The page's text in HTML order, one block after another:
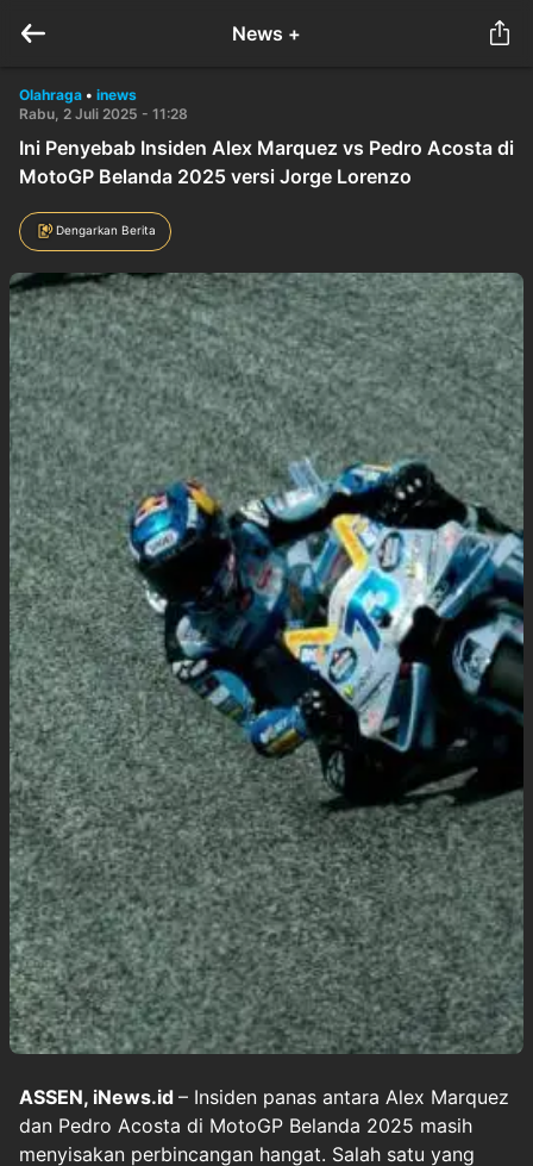
News +
Olahraga • inews
Rabu, 2 Juli 2025 - 11:28
Ini Penyebab Insiden Alex Marquez vs Pedro Acosta di
MotoGP Belanda 2025 versi Jorge Lorenzo
Dengarkan Berita
ASSEN, iNews.id – Insiden panas antara Alex Marquez
dan Pedro Acosta di MotoGP Belanda 2025 masih
menyisakan perbincangan hangat. Salah satu yang